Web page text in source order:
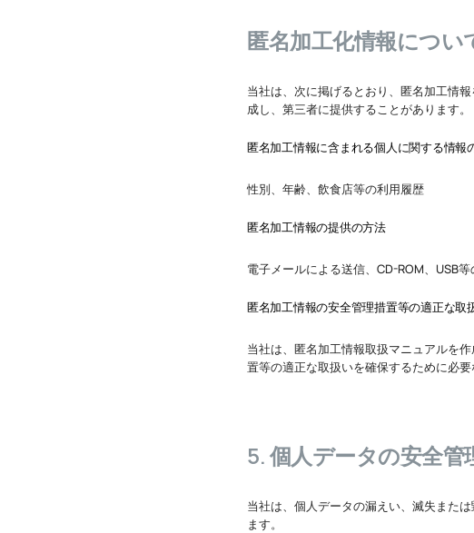
匿名加工化情報につい
当社は、次に掲げるとおり、匿名加工情
成し、第三者に提供することがあります。
匿名加工情報に含まれる個人に関する情報
性別、年齢、飲食店等の利用履歴
匿名加工情報の提供の方法
電子メールによる送信、CD-ROM、USB
匿名加工情報の安全管理措置等の適正な取
当社は、匿名加工情報取扱マニュアルを
置等の適正な取扱いを確保するために必要
5. 個人データの安全管
当社は、個人データの漏えい、滅失また
ます。